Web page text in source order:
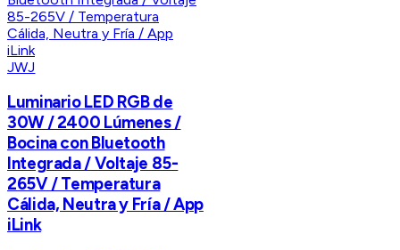
JWJ
Luminario LED RGB de
30W / 2400 Lúmenes /
Bocina con Bluetooth
Integrada / Voltaje 85-
265V / Temperatura
Cálida, Neutra y Fría / App
iLink